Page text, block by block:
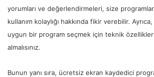
yorumları ve değerlendirmeleri, size
kullanım kolaylığı hakkında fikir verebilir. Ayrıca,
uygun bir program seçmek için teknik
almalısınız.
Bunun yanı sıra, ücretsiz ekran kaydedici